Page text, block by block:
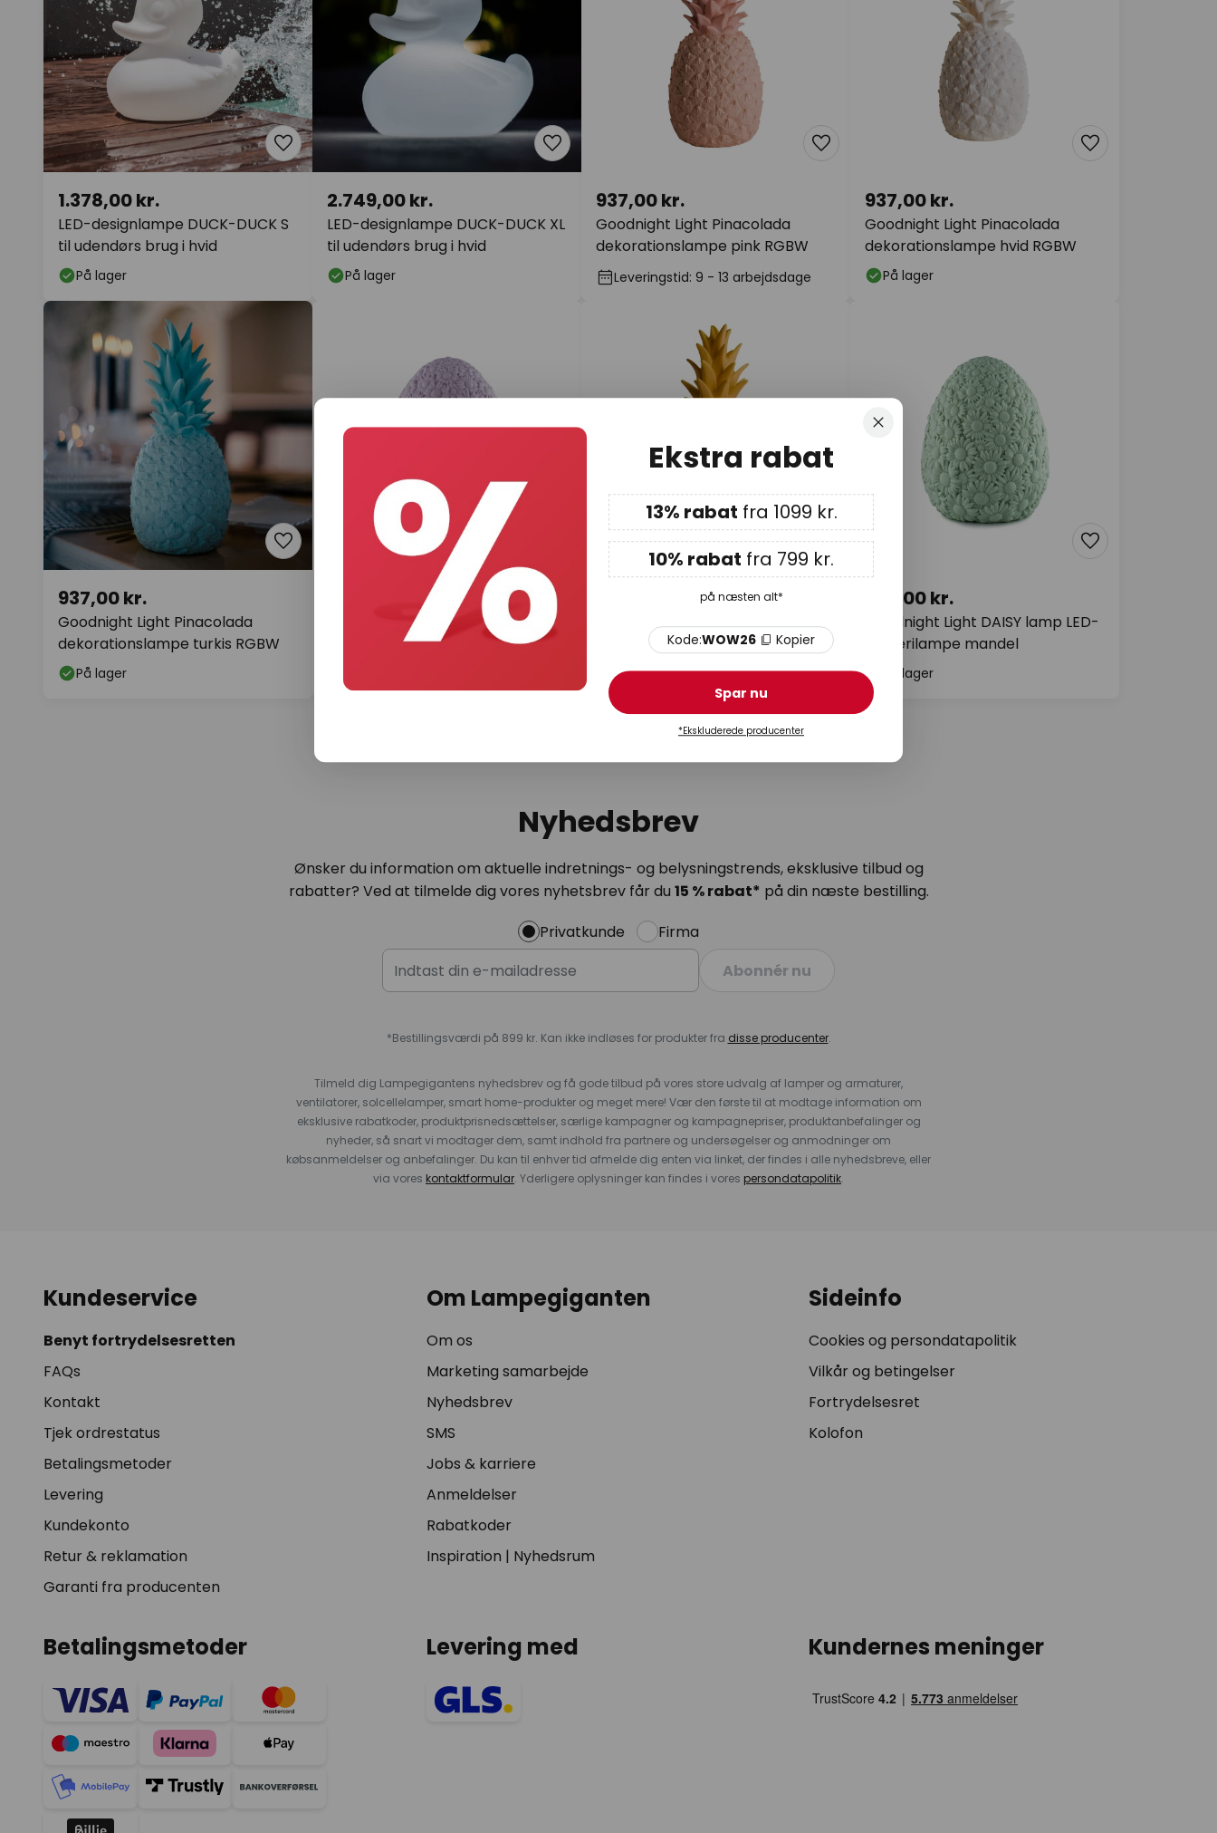
LED-designlampe DUCK-DUCK S
til udendørs brug i hvid
1.378,00 kr.
På lager
LED-designlampe DUCK-DUCK XL
til udendørs brug i hvid
2.749,00 kr.
På lager
Goodnight Light Pinacolada
dekorationslampe pink RGBW
937,00 kr.
Leveringstid: 9 - 13 arbejdsdage
Goodnight Light Pinacolada
dekorationslampe hvid RGBW
937,00 kr.
På lager
Goodnight Light Pinacolada
dekorationslampe turkis RGBW
937,00 kr.
På lager
Goodnight Light DAISY lamp LED-
batterilampe, syren
Goodnight Light Pinacolada
dekorationslampe gul RGBW
På lager
Goodnight Light DAISY lamp LED-
batterilampe mandel
937,00 kr.
På lager
Nyhedsbrev
Ønsker du information om aktuelle indretnings- og belysningstrends, eksklusive tilbud og
rabatter? Ved at tilmelde dig vores nyhetsbrev får du 15 % rabat* på din næste bestilling.
Privatkunde
Firma
Abonnér nu
*Bestillingsværdi på 899 kr. Kan ikke indløses for produkter fra disse producenter.
Tilmeld dig Lampegigantens nyhedsbrev og få gode tilbud på vores store udvalg af lamper og armaturer,
ventilatorer, solcellelamper, smart home-produkter og meget mere! Vær den første til at modtage information om
eksklusive rabatkoder, produktprisnedsættelser, særlige kampagner og kampagnepriser, produktanbefalinger og
nyheder, så snart vi modtager dem, samt indhold fra partnere og undersøgelser og anmodninger om
købsanmeldelser og anbefalinger. Du kan til enhver tid afmelde dig enten via linket, der findes i alle nyhedsbreve, eller
via vores kontaktformular. Yderligere oplysninger kan findes i vores persondatapolitik.
Kundeservice
Benyt fortrydelsesretten
FAQs
Kontakt
Tjek ordrestatus
Betalingsmetoder
Levering
Kundekonto
Retur & reklamation
Garanti fra producenten
Om Lampegiganten
Om os
Marketing samarbejde
Nyhedsbrev
SMS
Jobs & karriere
Anmeldelser
Rabatkoder
Inspiration | Nyhedsrum
Sideinfo
Cookies og persondatapolitik
Vilkår og betingelser
Fortrydelsesret
Kolofon
Betalingsmetoder Levering med Kundernes meninger
Luk
Ekstra rabat
13% rabat fra 1099 kr.
10% rabat fra 799 kr.
på næsten alt*
Kode:WOW26 Kopier
Spar nu
*Ekskluderede producenter